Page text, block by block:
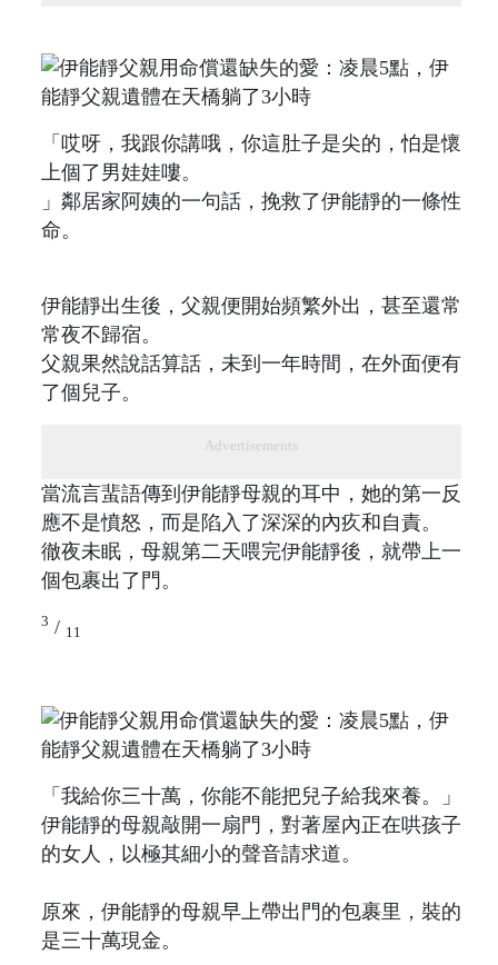
「哎呀，我跟你講哦，你這肚子是尖的，怕是懷
上個了男娃娃嘍。
」鄰居家阿姨的一句話，挽救了伊能靜的一條性
命。
伊能靜出生後，父親便開始頻繁外出，甚至還常
常夜不歸宿。
父親果然說話算話，未到一年時間，在外面便有
了個兒子。
Advertisements
當流言蜚語傳到伊能靜母親的耳中，她的第一反
應不是憤怒，而是陷入了深深的內疚和自責。
徹夜未眠，母親第二天喂完伊能靜後，就帶上一
個包裹出了門。
3 / 11
「我給你三十萬，你能不能把兒子給我來養。」
伊能靜的母親敲開一扇門，對著屋內正在哄孩子
的女人，以極其細小的聲音請求道。
原來，伊能靜的母親早上帶出門的包裹里，裝的
是三十萬現金。